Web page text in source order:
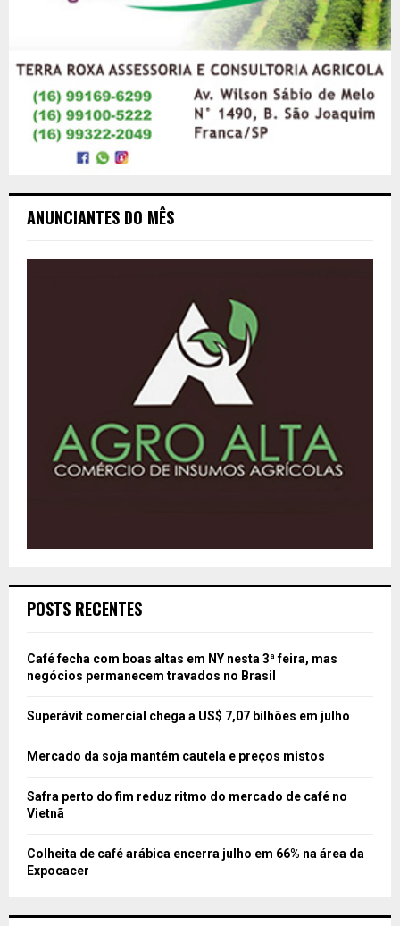
ANUNCIANTES DO MÊS
POSTS RECENTES
Café fecha com boas altas em NY nesta 3ª feira, mas
negócios permanecem travados no Brasil
Superávit comercial chega a US$ 7,07 bilhões em julho
Mercado da soja mantém cautela e preços mistos
Safra perto do fim reduz ritmo do mercado de café no
Vietnã
Colheita de café arábica encerra julho em 66% na área da
Expocacer